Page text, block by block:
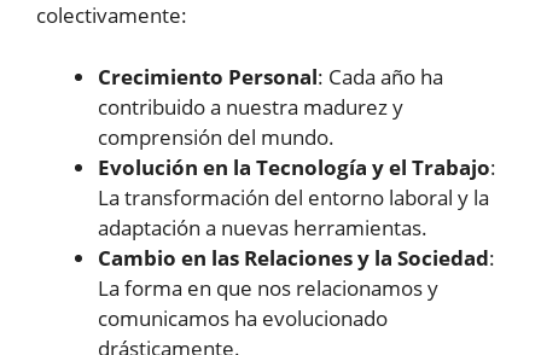
colectivamente:
Crecimiento Personal: Cada año ha
contribuido a nuestra madurez y
comprensión del mundo.
Evolución en la Tecnología y el Trabajo:
La transformación del entorno laboral y la
adaptación a nuevas herramientas.
Cambio en las Relaciones y la Sociedad:
La forma en que nos relacionamos y
comunicamos ha evolucionado
drásticamente.